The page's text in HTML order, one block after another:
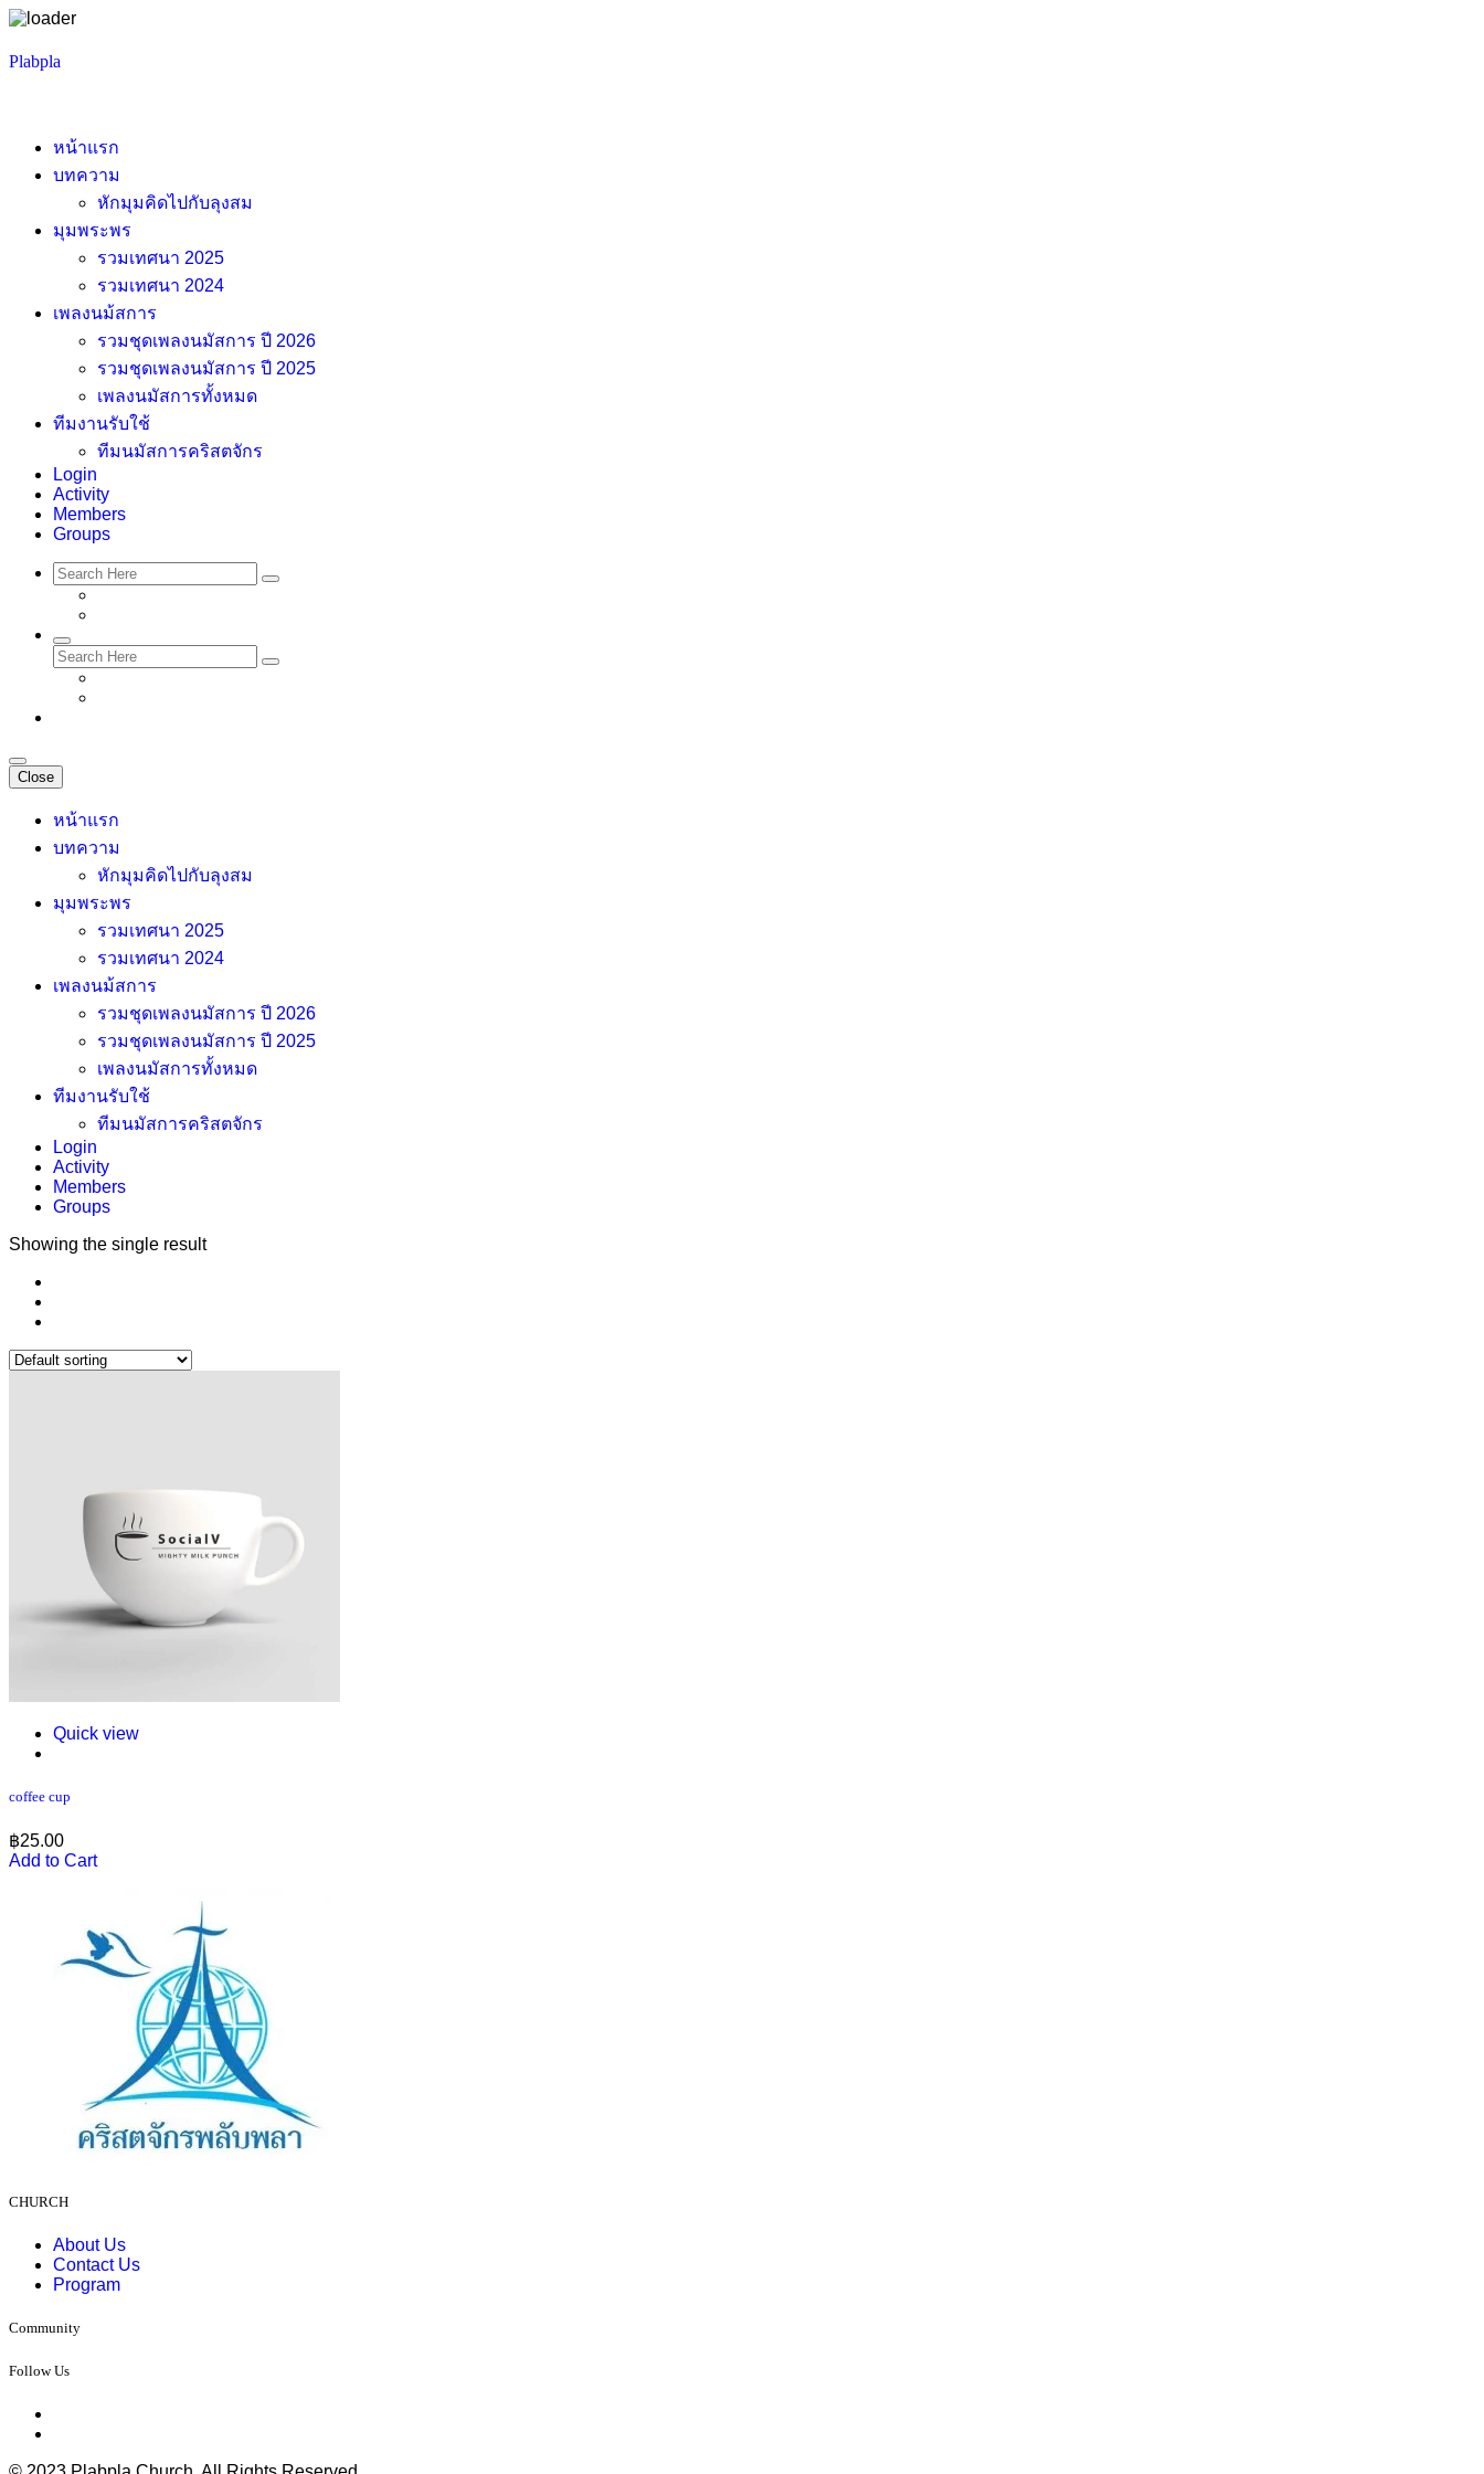
Skip
Plabpla
หน้าแรก
บทความ
หักมุมคิดไปกับลุงสม
มุมพระพร
รวมเทศนา 2025
รวมเทศนา 2024
เพลงนม้สการ
รวมชุดเพลงนมัสการ ปี 2026
รวมชุดเพลงนมัสการ ปี 2025
เพลงนมัสการทั้งหมด
ทีมงานรับใช้
ทีมนมัสการคริสตจักร
Login
Activity
Members
Groups
Close
หน้าแรก
บทความ
หักมุมคิดไปกับลุงสม
มุมพระพร
รวมเทศนา 2025
รวมเทศนา 2024
เพลงนม้สการ
รวมชุดเพลงนมัสการ ปี 2026
รวมชุดเพลงนมัสการ ปี 2025
เพลงนมัสการทั้งหมด
ทีมงานรับใช้
ทีมนมัสการคริสตจักร
Login
Activity
Members
Groups
Showing the single result
Quick view
coffee cup
฿25.00
Add to Cart
CHURCH
About Us
Contact Us
Program
Community
Follow Us